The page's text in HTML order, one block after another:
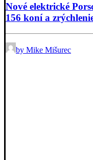
Nové elektrické
156 koní a
by Mike Mišurec